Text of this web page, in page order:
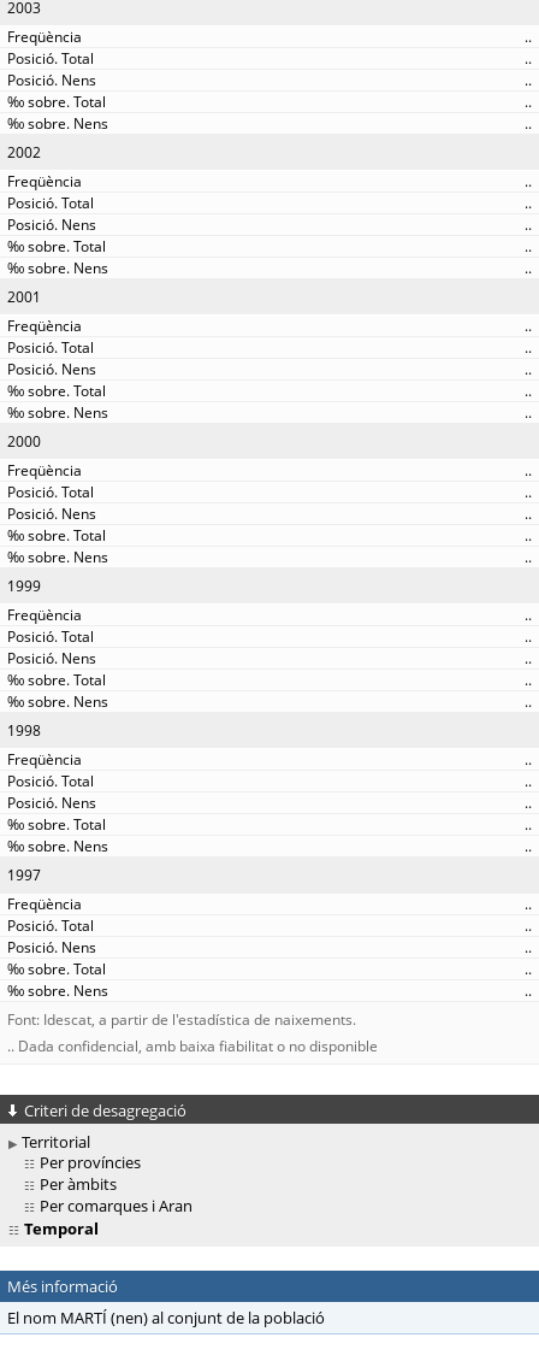
2003
..
..
..
..
..
2002
..
..
..
..
..
2001
..
..
..
..
..
2000
..
..
..
..
..
1999
..
..
..
..
..
1998
..
..
..
..
..
1997
..
..
..
..
..
Font: Idescat, a partir de l'estadística de naixements.
.. Dada confidencial, amb baixa fiabilitat o no disponible
Criteri de desagregació
Territorial
Per províncies
Per àmbits
Per comarques i Aran
Temporal
Més informació
El nom MARTÍ (nen) al conjunt de la població